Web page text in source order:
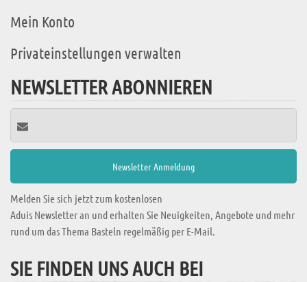
Mein Konto
Privateinstellungen verwalten
NEWSLETTER ABONNIEREN
Melden Sie sich jetzt zum kostenlosen
Aduis Newsletter an und erhalten Sie Neuigkeiten, Angebote und mehr
rund um das Thema Basteln regelmäßig per E-Mail.
SIE FINDEN UNS AUCH BEI